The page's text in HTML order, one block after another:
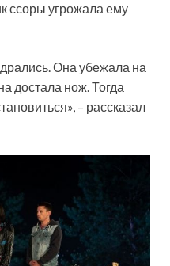
ссоры угрожала ему
Она убежала на
достала нож. Тогда
– рассказал